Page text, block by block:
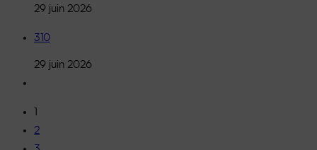
29 juin 2026
310
29 juin 2026
2